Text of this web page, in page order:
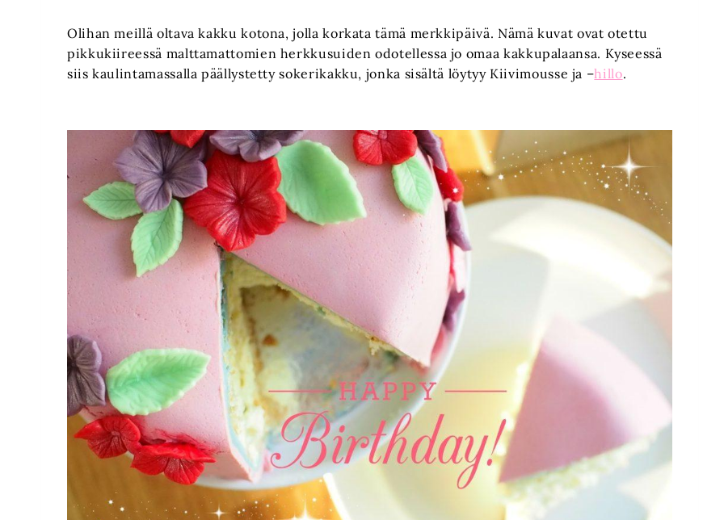
Olihan meillä oltava kakku kotona, jolla korkata tämä merkkipäivä. Nämä kuvat ovat otettu
pikkukiireessä malttamattomien herkkusuiden odotellessa jo omaa kakkupalaansa. Kyseessä
siis kaulintamassalla päällystetty sokerikakku, jonka sisältä löytyy Kiivimousse ja –hillo.